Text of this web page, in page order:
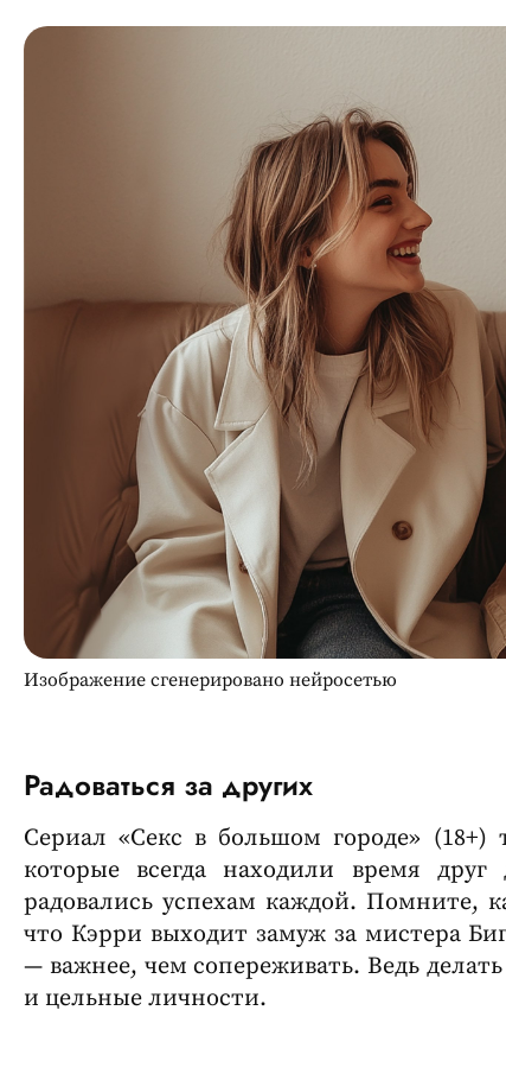
Изображение сгенерировано нейросетью
Радоваться за других
Сериал «Секс в большом городе» (18+)
которые всегда находили время
радовались успехам каждой. Помните,
что Кэрри выходит замуж за мистера
— важнее, чем сопереживать. Ведь
и цельные личности.